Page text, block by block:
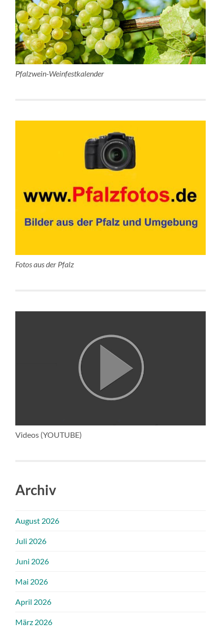
Pfalzwein-Weinfestkalender
Fotos aus der Pfalz
Videos (YOUTUBE)
Archiv
August 2026
Juli 2026
Juni 2026
Mai 2026
April 2026
März 2026